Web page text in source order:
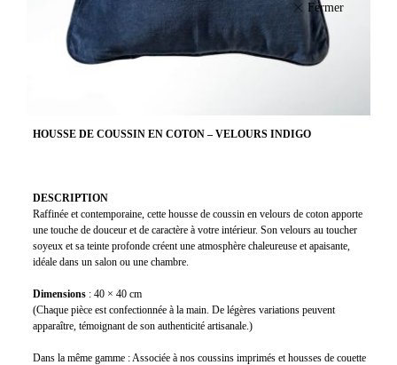
HOUSSE DE COUSSIN EN COTON – VELOURS INDIGO
DESCRIPTION
Raffinée et contemporaine, cette housse de coussin en velours de coton apporte
une touche de douceur et de caractère à votre intérieur. Son velours au toucher
soyeux et sa teinte profonde créent une atmosphère chaleureuse et apaisante,
idéale dans un salon ou une chambre.
Dimensions : 40 × 40 cm
(Chaque pièce est confectionnée à la main. De légères variations peuvent
apparaître, témoignant de son authenticité artisanale.)
Dans la même gamme : Associée à nos coussins imprimés et housses de couette
Fermer